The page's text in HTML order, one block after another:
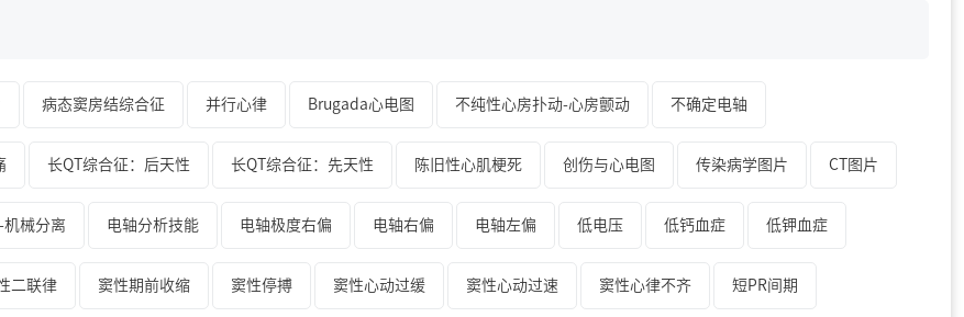
病态窦房结综合征 并行心律 Brugada心电图 不纯性心房扑动-心房颤动 不确定电轴
长QT综合征：后天性 长QT综合征：先天性 陈旧性心肌梗死 创伤与心电图 传染病学图片 CT图片
机械分离 电轴分析技能 电轴极度右偏 电轴右偏 电轴左偏 低电压 低钙血症 低钾血症
二联律 窦性期前收缩 窦性停搏 窦性心动过缓 窦性心动过速 窦性心律不齐 短PR间期